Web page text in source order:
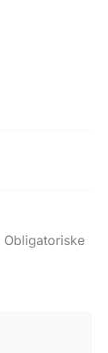
Obligatoriske